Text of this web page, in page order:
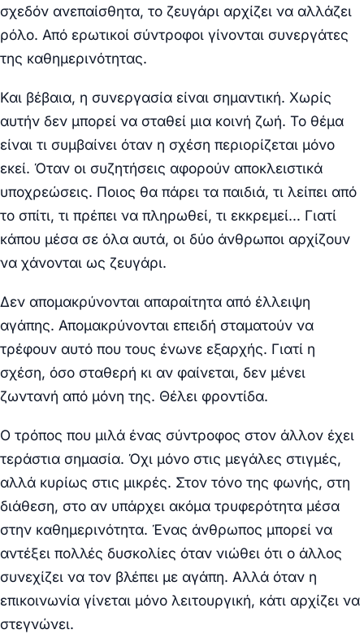
σχεδόν ανεπαίσθητα, το ζευγάρι αρχίζει να αλλάζει
ρόλο. Από ερωτικοί σύντροφοι γίνονται συνεργάτες
της καθημερινότητας.
Και βέβαια, η συνεργασία είναι σημαντική. Χωρίς
αυτήν δεν μπορεί να σταθεί μια κοινή ζωή. Το θέμα
είναι τι συμβαίνει όταν η σχέση περιορίζεται μόνο
εκεί. Όταν οι συζητήσεις αφορούν αποκλειστικά
υποχρεώσεις. Ποιος θα πάρει τα παιδιά, τι λείπει από
το σπίτι, τι πρέπει να πληρωθεί, τι εκκρεμεί… Γιατί
κάπου μέσα σε όλα αυτά, οι δύο άνθρωποι αρχίζουν
να χάνονται ως ζευγάρι.
Δεν απομακρύνονται απαραίτητα από έλλειψη
αγάπης. Απομακρύνονται επειδή σταματούν να
τρέφουν αυτό που τους ένωνε εξαρχής. Γιατί η
σχέση, όσο σταθερή κι αν φαίνεται, δεν μένει
ζωντανή από μόνη της. Θέλει φροντίδα.
Ο τρόπος που μιλά ένας σύντροφος στον άλλον έχει
τεράστια σημασία. Όχι μόνο στις μεγάλες στιγμές,
αλλά κυρίως στις μικρές. Στον τόνο της φωνής, στη
διάθεση, στο αν υπάρχει ακόμα τρυφερότητα μέσα
στην καθημερινότητα. Ένας άνθρωπος μπορεί να
αντέξει πολλές δυσκολίες όταν νιώθει ότι ο άλλος
συνεχίζει να τον βλέπει με αγάπη. Αλλά όταν η
επικοινωνία γίνεται μόνο λειτουργική, κάτι αρχίζει να
στεγνώνει.